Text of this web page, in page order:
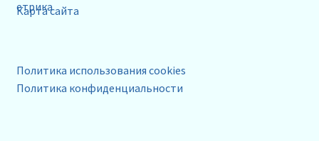
Карта сайта
Политика использования cookies
Политика конфиденциальности